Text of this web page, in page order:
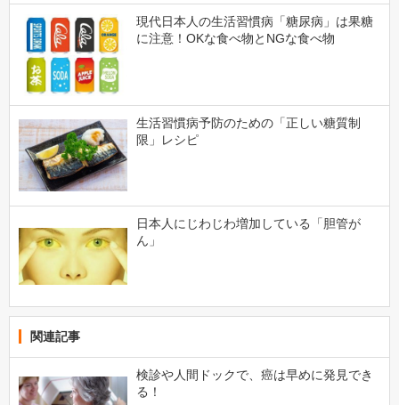
現代日本人の生活習慣病「糖尿病」は果糖
に注意！OKな食べ物とNGな食べ物
生活習慣病予防のための「正しい糖質制
限」レシピ
日本人にじわじわ増加している「胆管が
ん」
関連記事
検診や人間ドックで、癌は早めに発見でき
る！